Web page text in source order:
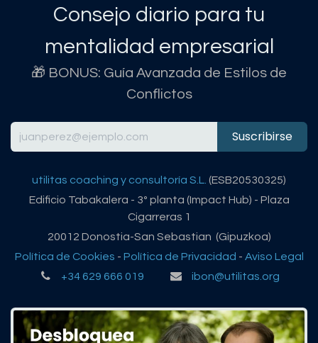
Consejo diario para tu
mentalidad empresarial
🎁 BONUS: Guía Avanzada de Estilos de
Conflictos
Suscribirse
utilitas coaching y consultoría S.L. (ESB20530325)
Edificio Tabakalera - 3º planta (Impact Hub) - Plaza
Cigarreras 1
20012 Donostia-San Sebastian (Gipuzkoa)
Política de Cookies - Política de Privacidad - Aviso Legal
+34 629 666 019
ibon@utilitas.org